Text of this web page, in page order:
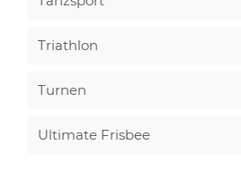
Triathlon
Turnen
Ultimate Frisbee